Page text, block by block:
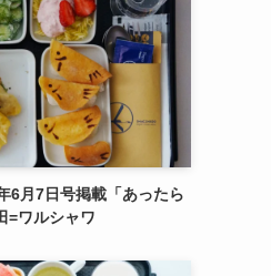
月7日号掲載「あったら
=ワルシャワ